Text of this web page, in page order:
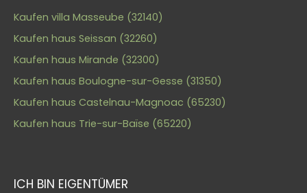
Kaufen villa Masseube (32140)
Kaufen haus Seissan (32260)
Kaufen haus Mirande (32300)
Kaufen haus Boulogne-sur-Gesse (31350)
Kaufen haus Castelnau-Magnoac (65230)
Kaufen haus Trie-sur-Baïse (65220)
ICH BIN EIGENTÜMER